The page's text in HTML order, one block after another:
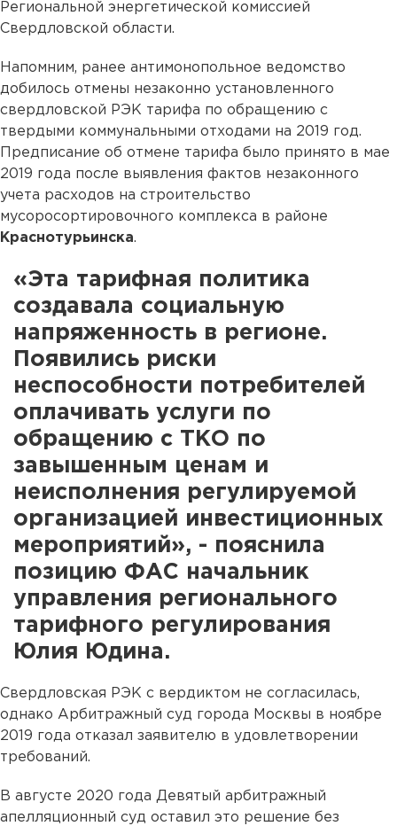
Региональной энергетической комиссией
Свердловской области.
Напомним, ранее антимонопольное ведомство
добилось отмены незаконно установленного
свердловской РЭК тарифа по обращению с
твердыми коммунальными отходами на 2019 год.
Предписание об отмене тарифа было принято в мае
2019 года после выявления фактов незаконного
учета расходов на строительство
мусоросортировочного комплекса в районе
Краснотурьинска.
«Эта тарифная политика
создавала социальную
напряженность в регионе.
Появились риски
неспособности потребителей
оплачивать услуги по
обращению с ТКО по
завышенным ценам и
неисполнения регулируемой
организацией инвестиционных
мероприятий», - пояснила
позицию ФАС начальник
управления регионального
тарифного регулирования
Юлия Юдина.
Свердловская РЭК с вердиктом не согласилась,
однако Арбитражный суд города Москвы в ноябре
2019 года отказал заявителю в удовлетворении
требований.
В августе 2020 года Девятый арбитражный
апелляционный суд оставил это решение без